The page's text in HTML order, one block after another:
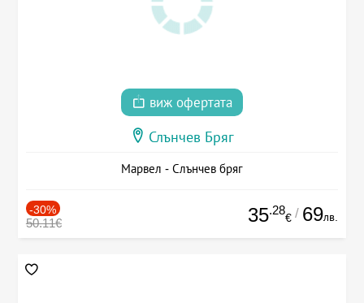
виж офертата
Слънчев Бряг
Марвел - Слънчев бряг
-30%
50.11€ 35.28
€ / 69лв.